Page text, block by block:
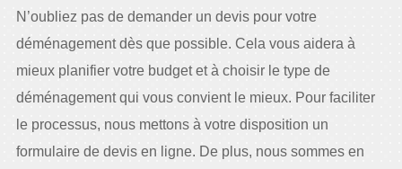
N’oubliez pas de demander un devis pour votre
déménagement dès que possible. Cela vous aidera à
mieux planifier votre budget et à choisir le type de
déménagement qui vous convient le mieux. Pour faciliter
le processus, nous mettons à votre disposition un
formulaire de devis en ligne. De plus, nous sommes en